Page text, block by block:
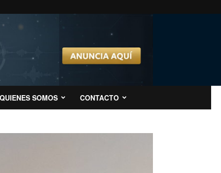
QUIENES SOMOS CONTACTO